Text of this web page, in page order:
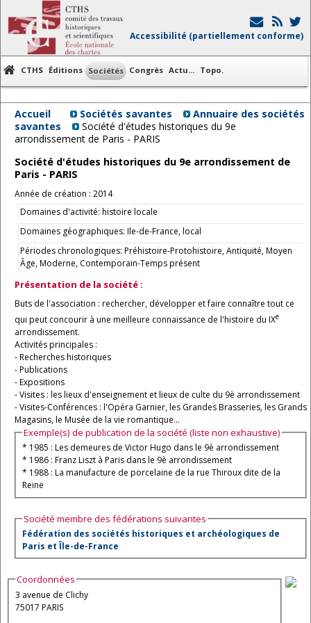
Accessibilité (partiellement conforme)
CTHS Éditions Sociétés Congrès Actu... Topo.
Accueil Sociétés savantes
Annuaire des sociétés
savantes
Société d'études historiques du 9e
arrondissement de Paris - PARIS
Société d'études historiques du 9e arrondissement de
Paris - PARIS
Année de création : 2014
Domaines d'activité: histoire locale
Domaines géographiques: Ile-de-France, local
Périodes chronologiques: Préhistoire-Protohistoire, Antiquité, Moyen
Âge, Moderne, Contemporain-Temps présent
Présentation de la société :
Buts de l'association : rechercher, développer et faire connaître tout ce
qui peut concourir à une meilleure connaissance de l'histoire du IXe
arrondissement.
Activités principales :
- Recherches historiques
- Publications
- Expositions
- Visites : les lieux d'enseignement et lieux de culte du 9è arrondissement
- Visites-Conférences : l'Opéra Garnier, les Grandes Brasseries, les Grands
Magasins, le Musée de la vie romantique...
Exemple(s) de publication de la société (liste non exhaustive)
* 1985 : Les demeures de Victor Hugo dans le 9è arrondissement
* 1986 : Franz Liszt à Paris dans le 9è arrondissement
* 1988 : La manufacture de porcelaine de la rue Thiroux dite de la
Reine
Société membre des fédérations suivantes
Fédération des sociétés historiques et archéologiques de
Paris et Île-de-France
Coordonnées
3 avenue de Clichy
75017 PARIS